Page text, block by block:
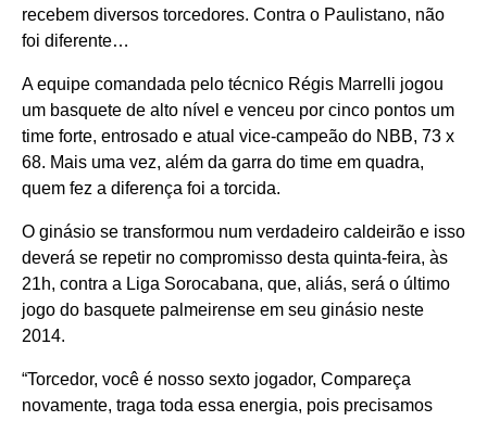
recebem diversos torcedores. Contra o Paulistano, não
foi diferente…
A equipe comandada pelo técnico Régis Marrelli jogou
um basquete de alto nível e venceu por cinco pontos um
time forte, entrosado e atual vice-campeão do NBB, 73 x
68. Mais uma vez, além da garra do time em quadra,
quem fez a diferença foi a torcida.
O ginásio se transformou num verdadeiro caldeirão e isso
deverá se repetir no compromisso desta quinta-feira, às
21h, contra a Liga Sorocabana, que, aliás, será o último
jogo do basquete palmeirense em seu ginásio neste
2014.
“Torcedor, você é nosso sexto jogador, Compareça
novamente, traga toda essa energia, pois precisamos